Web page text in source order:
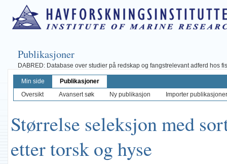
Publikasjoner
DABRED: Database over studier på redskap og fangstrelevant adferd hos
Min side
Publikasjoner
Oversikt
Avansert søk Ny publikasjon Importer
Størrelse seleksjon med
etter torsk og hyse